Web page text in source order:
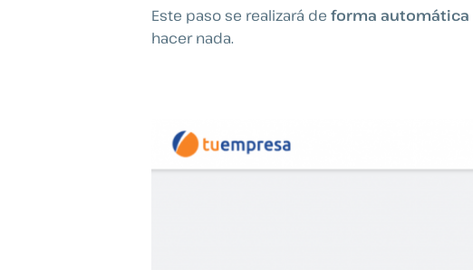
Este paso se realizará de forma automática
hacer nada.